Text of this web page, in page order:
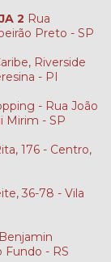
2 Rua
Preto - SP
Riverside
- PI
- Rua João
Mirim - SP
176 - Centro,
36-78 - Vila
Fundo - RS